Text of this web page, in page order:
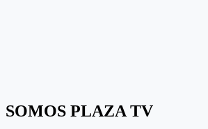
SOMOS PLAZA TV